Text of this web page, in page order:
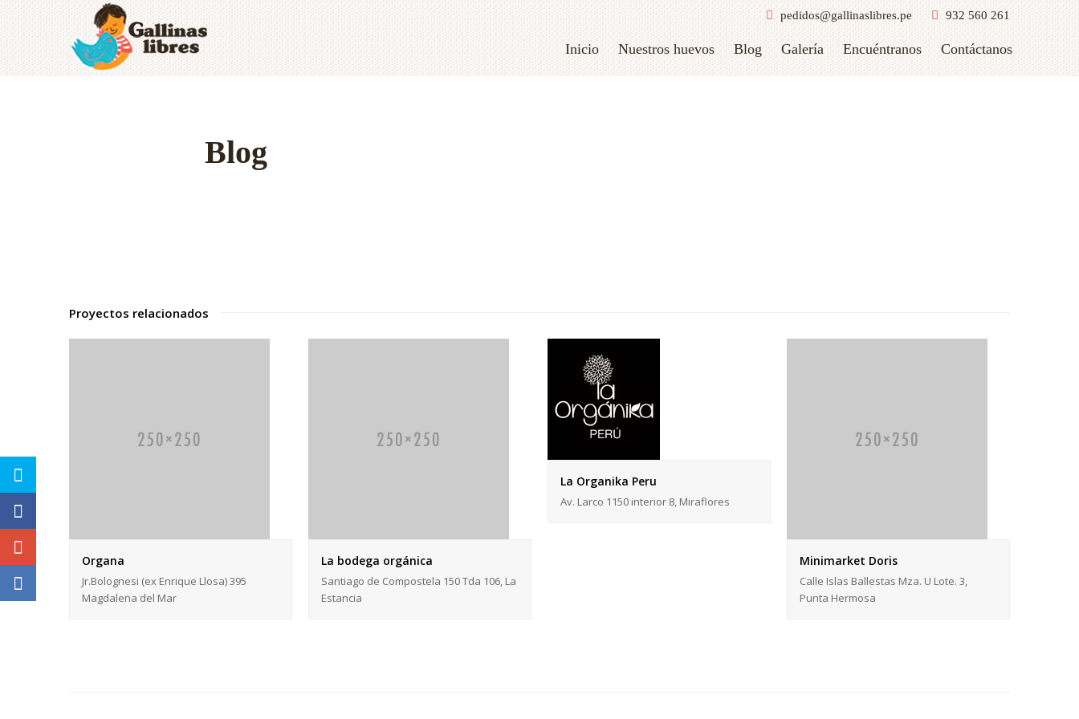
pedidos@gallinaslibres.pe 932 560 261
Inicio Nuestros huevos Blog Galería Encuéntranos Contáctanos
Blog
Proyectos relacionados
Organa
Jr.Bolognesi (ex Enrique Llosa) 395
Magdalena del Mar
La bodega orgánica
Santiago de Compostela 150 Tda 106, La
Estancia
La Organika Peru
Av. Larco 1150 interior 8, Miraflores
Minimarket Doris
Calle Islas Ballestas Mza. U Lote. 3,
Punta Hermosa